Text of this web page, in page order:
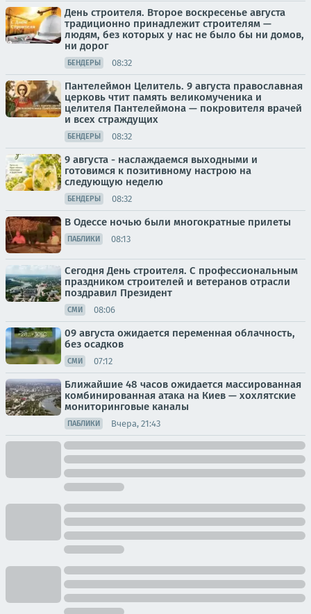
День строителя. Второе воскресенье августа
традиционно принадлежит строителям —
людям, без которых у нас не было бы ни домов,
ни дорог
БЕНДЕРЫ 08:32
Пантелеймон Целитель. 9 августа православная
церковь чтит память великомученика и
целителя Пантелеймона — покровителя врачей
и всех страждущих
БЕНДЕРЫ 08:32
9 августа - наслаждаемся выходными и
готовимся к позитивному настрою на
следующую неделю
БЕНДЕРЫ 08:32
В Одессе ночью были многократные прилеты
ПАБЛИКИ 08:13
Сегодня День строителя. С профессиональным
праздником строителей и ветеранов отрасли
поздравил Президент
СМИ 08:06
09 августа ожидается переменная облачность,
без осадков
СМИ 07:12
Ближайшие 48 часов ожидается массированная
комбинированная атака на Киев — хохлятские
мониторинговые каналы
ПАБЛИКИ Вчера, 21:43